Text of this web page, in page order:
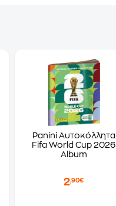
Panini Αυτοκόλλητα
Fifa World Cup 2026
Album
2,90€